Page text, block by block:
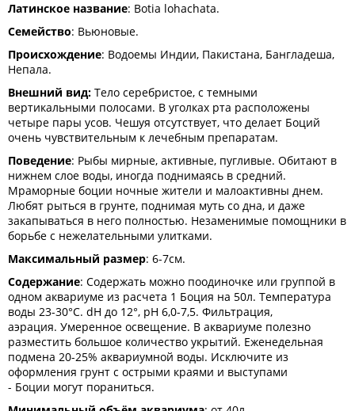
Латинское название: Botia lohachata.
Семейство: Вьюновые.
Происхождение: Водоемы Индии, Пакистана, Бангладеша,
Непала.
Внешний вид: Тело серебристое, с темными
вертикальными полосами. В уголках рта расположены
четыре пары усов. Чешуя отсутствует, что делает Боций
очень чувствительным к лечебным препаратам.
Поведение: Рыбы мирные, активные, пугливые. Обитают в
нижнем слое воды, иногда поднимаясь в средний.
Мраморные боции ночные жители и малоактивны днем.
Любят рыться в грунте, поднимая муть со дна, и даже
закапываться в него полностью. Незаменимые помощники в
борьбе с нежелательными улитками.
Максимальный размер: 6-7см.
Содержание: Содержать можно поодиночке или группой в
одном аквариуме из расчета 1 Боция на 50л. Температура
воды 23-30°С. dH до 12°, рН 6,0-7,5. Фильтрация,
аэрация. Умеренное освещение. В аквариуме полезно
разместить большое количество укрытий. Еженедельная
подмена 20-25% аквариумной воды. Исключите из
оформления грунт с острыми краями и выступами
- Боции могут пораниться.